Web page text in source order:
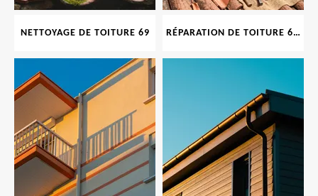
NETTOYAGE DE TOITURE 69 RÉPARATION DE TOITURE 69 RHONE, TUILES CASSÉES OU ABIMÉES